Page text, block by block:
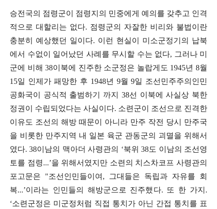
승전국의 점령군이 점령지의 민중에게 예의를 갖추고 인격
적으로 대할리는 없다. 점령군의 자잘한 비리와 불법이란
충분히 예상했던 일이다. 이런 현실이 미소군정기의 납북
에서 수없이 일어났던 사례를 무시할 수는 없다, 그러나 미
군에 비해38이북에 진주한 소군정은 놀랍게도 1945년8월
15일 인제가 패망한 후 1948년 9월9일 조선민주주의인민
공화국이 공식적 출범하기 까지 38선 이북에 사실상 북한
정권이 수립되었다는 사실이다. 소련군이 조선으로 진격한
이유도 조선의 해방 때문이 아니라 만주 작전 당시 만주국
을 비롯한 만주지역 내 일본 육군 관동군의 괴멸을 위해서
였다. 38이남의 맥아더 사령관의 ‘북위38도 이남의 조선영
토를 점령...’을 위해서였지만 소련의 치스차코프 사령관의
포고문은 "조선인민들이여 ,
그대들은 독립과 자유를 회
복...’이라는 인민들의 해방군으로 진주했다. 또 한 가지 .
‘소련군정은 미군정처럼 직접 통치가 아닌 간접 통치를 표